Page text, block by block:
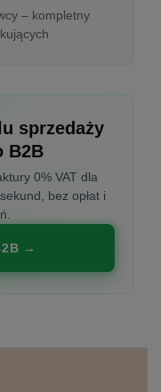
– kompletny
sprzedaży
B2B
0% VAT dla
bez opłat i
→